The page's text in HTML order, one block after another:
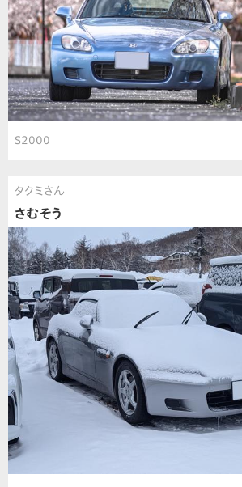
S2000
タクミさん
さむそう